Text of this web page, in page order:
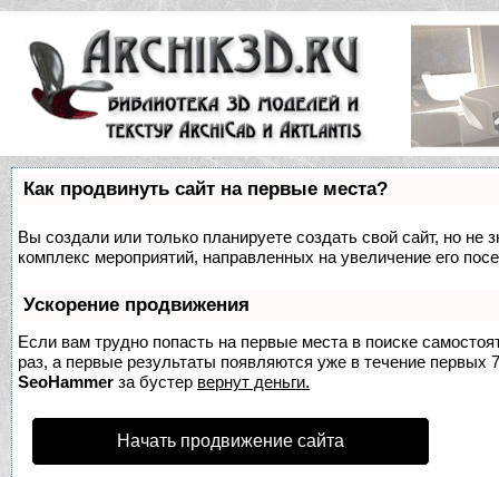
Как продвинуть сайт на первые места?
Вы создали или только планируете создать свой сайт, но не
комплекс мероприятий, направленных на увеличение его
Ускорение продвижения
Если вам трудно попасть на первые места в поиске
раз, а первые результаты появляются уже в течение первых
SeoHammer за бустер вернут деньги.
Начать продвижение сайта